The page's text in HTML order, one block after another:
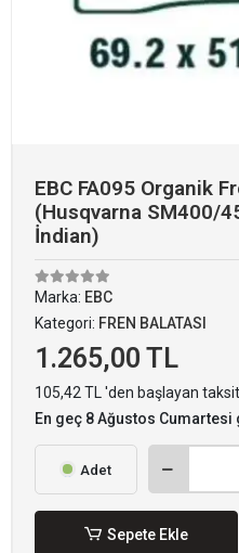
EBC FA095 Organik
(Husqvarna SM400/
İndian)
Marka: EBC
Kategori: FREN BALATASI
1.265,00 TL
105,42 TL 'den başlayan
En geç 8 Ağustos
Adet
Sepete Ekle